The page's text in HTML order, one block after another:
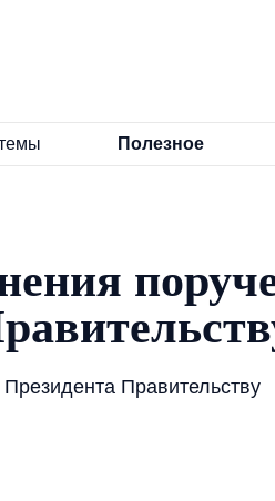
Полезное
Правительству